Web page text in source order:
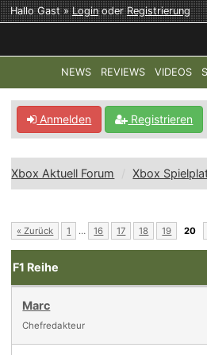
Hallo Gast »LoginoderRegistrierung
NEWS REVIEWS VIDEOS
TOP-THEMEN: COD: MODERN
Anmelden Registrieren
Xbox Aktuell Forum Xbox
« Zurück 1 … 16 17 18 19 20
F1 Reihe
Marc
Chefredakteur